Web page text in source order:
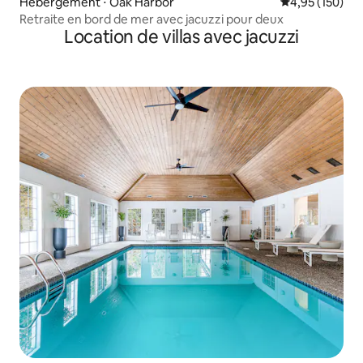
Retraite en bord de mer avec jacuzzi pour deux
Location de villas avec jacuzzi